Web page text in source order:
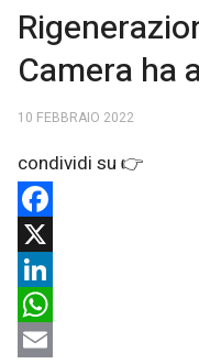
Camera ha
10 FEBBRAIO 2022
Facebook
X
LinkedIn
WhatsApp